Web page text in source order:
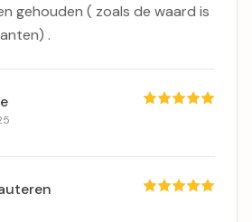
gehouden ( zoals de waard is
.